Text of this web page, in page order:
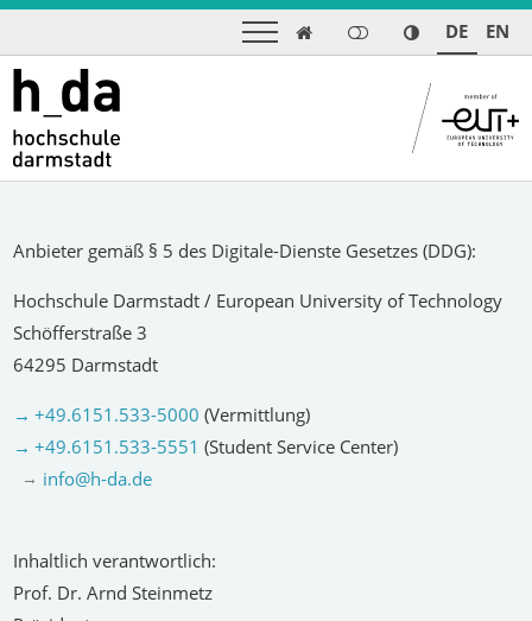
 DE EN
Anbieter gemäß § 5 des Digitale-Dienste Gesetzes (DDG):
Hochschule Darmstadt / European University of Technology
Schöfferstraße 3
64295 Darmstadt
+49.6151.533-5000 (Vermittlung)
+49.6151.533-5551(Student Service Center)
info@h-da.de
Inhaltlich verantwortlich:
Prof. Dr. Arnd Steinmetz